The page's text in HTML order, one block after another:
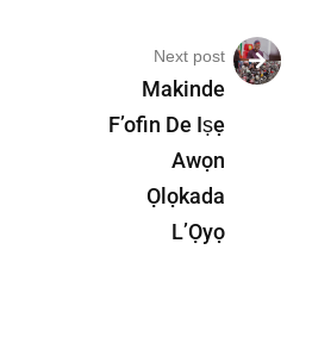
Next post
Makinde
F’ofin De Iṣẹ
Awọn
Ọlọkada
L’Ọyọ